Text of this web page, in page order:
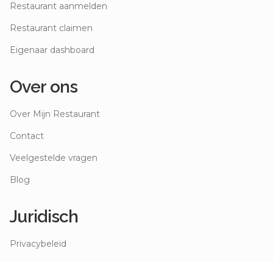
Restaurant aanmelden
Restaurant claimen
Eigenaar dashboard
Over ons
Over Mijn Restaurant
Contact
Veelgestelde vragen
Blog
Juridisch
Privacybeleid